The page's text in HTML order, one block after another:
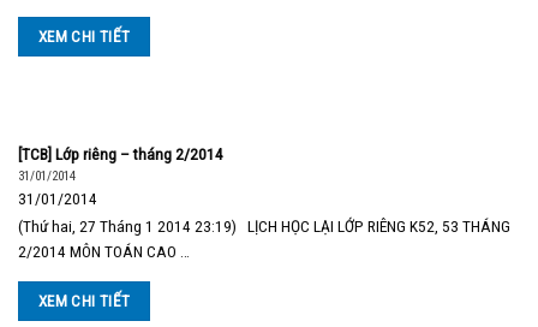
XEM CHI TIẾT
[TCB] Lớp riêng – tháng 2/2014
31/01/2014
31/01/2014
(Thứ hai, 27 Tháng 1 2014 23:19) LỊCH HỌC LẠI LỚP RIÊNG K52, 53 THÁNG
2/2014 MÔN TOÁN CAO …
XEM CHI TIẾT